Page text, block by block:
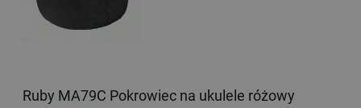
Ruby MA79C Pokrowiec na ukulele różowy